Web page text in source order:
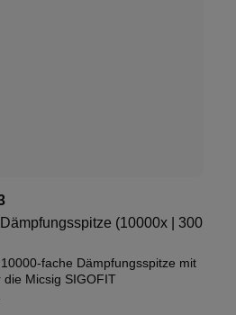
(10000x | 300
fache Dämpfungsspitze mit
Micsig SIGOFIT